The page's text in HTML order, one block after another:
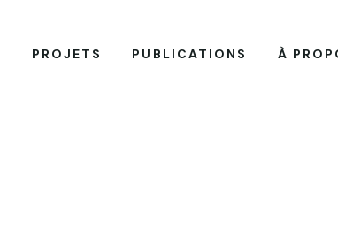
PROJETS PUBLICATIONS À